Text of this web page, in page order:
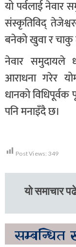
यो पर्वलाई नेवार
संस्कृतिविद्
बनेको खुवा र चाकु
नेवार समुदायले
आराधना गरेर
धानको विधिपूर्वक
पनि मनाइँदै छ।
Post Views: 349
यो समाचार
सम्बन्धित